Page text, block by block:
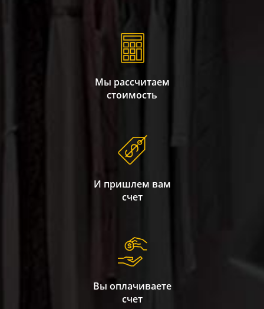
Мы рассчитаем
стоимость
И пришлем вам
счет
Вы оплачиваете
счет